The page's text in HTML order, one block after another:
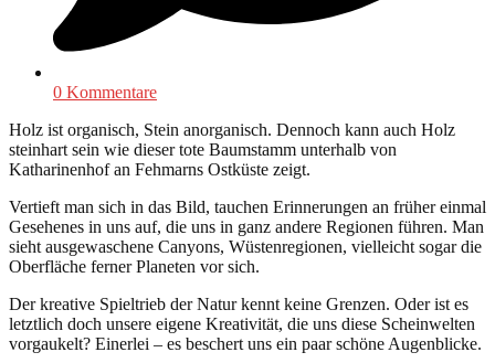
0 Kommentare
Holz ist organisch, Stein anorganisch. Dennoch kann auch Holz
steinhart sein wie dieser tote Baumstamm unterhalb von
Katharinenhof an Fehmarns Ostküste zeigt.
Vertieft man sich in das Bild, tauchen Erinnerungen an früher einmal
Gesehenes in uns auf, die uns in ganz andere Regionen führen. Man
sieht ausgewaschene Canyons, Wüstenregionen, vielleicht sogar die
Oberfläche ferner Planeten vor sich.
Der kreative Spieltrieb der Natur kennt keine Grenzen. Oder ist es
letztlich doch unsere eigene Kreativität, die uns diese Scheinwelten
vorgaukelt? Einerlei – es beschert uns ein paar schöne Augenblicke.